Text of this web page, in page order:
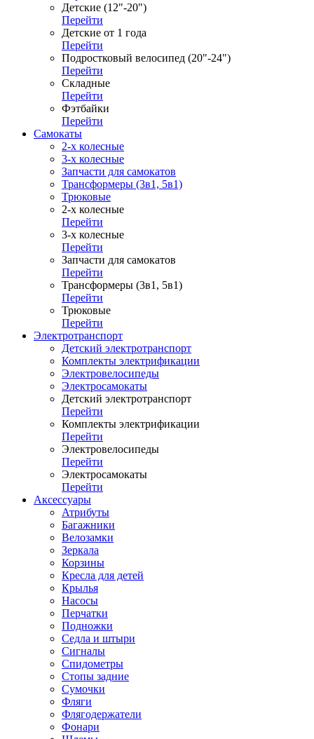
Детские (12"-20")
Перейти
Детские от 1 года
Перейти
Подростковый велосипед (20"-24")
Перейти
Складные
Перейти
Фэтбайки
Перейти
Самокаты
2-х колесные
3-х колесные
Запчасти для самокатов
Трансформеры (3в1, 5в1)
Трюковые
2-х колесные
Перейти
3-х колесные
Перейти
Запчасти для самокатов
Перейти
Трансформеры (3в1, 5в1)
Перейти
Трюковые
Перейти
Электротранспорт
Детский электротранспорт
Комплекты электрификации
Электровелосипеды
Электросамокаты
Детский электротранспорт
Перейти
Комплекты электрификации
Перейти
Электровелосипеды
Перейти
Электросамокаты
Перейти
Аксессуары
Атрибуты
Багажники
Велозамки
Зеркала
Корзины
Кресла для детей
Крылья
Насосы
Перчатки
Подножки
Седла и штыри
Сигналы
Спидометры
Стопы задние
Сумочки
Фляги
Флягодержатели
Фонари